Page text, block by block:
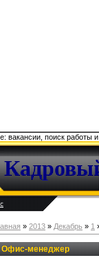
вакансии, поиск работы
» 2013 » Декабрь » 1
Офис-менеджер